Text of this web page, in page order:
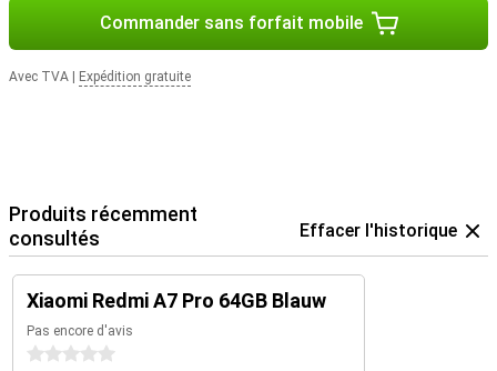
Commander sans forfait mobile
Avec TVA Expédition gratuite
Produits récemment
consultés
Effacer l'historique
Xiaomi Redmi A7 Pro 64GB Blauw
Pas encore d'avis
0 étoiles